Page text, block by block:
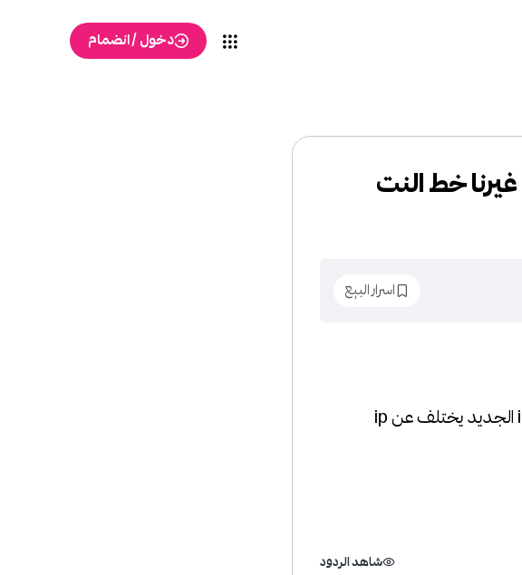
دخول / انضمام
وطبعا لازم احكي مع الشركة أنة يثبتو ال ip لكن راح يكون ip الجديد يختلف عن ip
خط النت
اسرار البيع
شاهد الردود